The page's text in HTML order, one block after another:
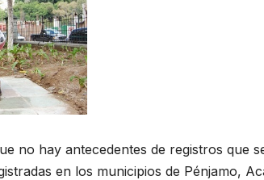
no hay antecedentes de registros que
en los municipios de Pénjamo,